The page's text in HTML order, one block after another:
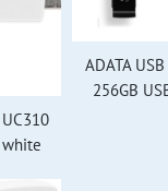
white
ADATA
256GB